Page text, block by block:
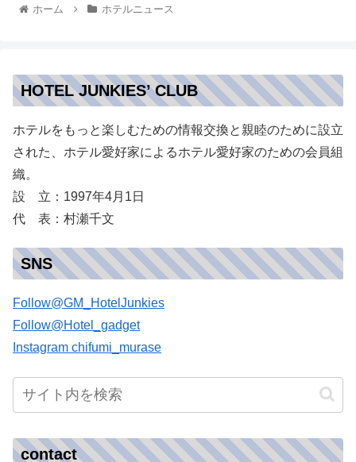
ホーム ホテルニュース
HOTEL JUNKIES’ CLUB
ホテルをもっと楽しむための情報交換と親睦のために設立
された、ホテル愛好家によるホテル愛好家のための会員組
織。
設 立：1997年4月1日
代 表：村瀬千文
SNS
Follow@GM_HotelJunkies
Follow@Hotel_gadget
Instagram chifumi_murase
contact